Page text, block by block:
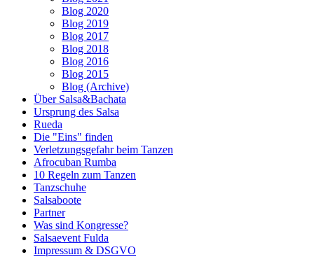
Blog 2020
Blog 2019
Blog 2017
Blog 2018
Blog 2016
Blog 2015
Blog (Archive)
Über Salsa&Bachata
Ursprung des Salsa
Rueda
Die "Eins" finden
Verletzungsgefahr beim Tanzen
Afrocuban Rumba
10 Regeln zum Tanzen
Tanzschuhe
Salsaboote
Partner
Was sind Kongresse?
Salsaevent Fulda
Impressum & DSGVO